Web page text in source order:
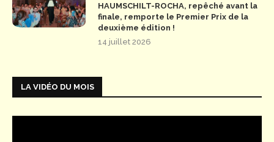
HAUMSCHILT-ROCHA, repêché avant la
finale, remporte le Premier Prix de la
deuxième édition !
14 juillet 2026
LA VIDÉO DU MOIS